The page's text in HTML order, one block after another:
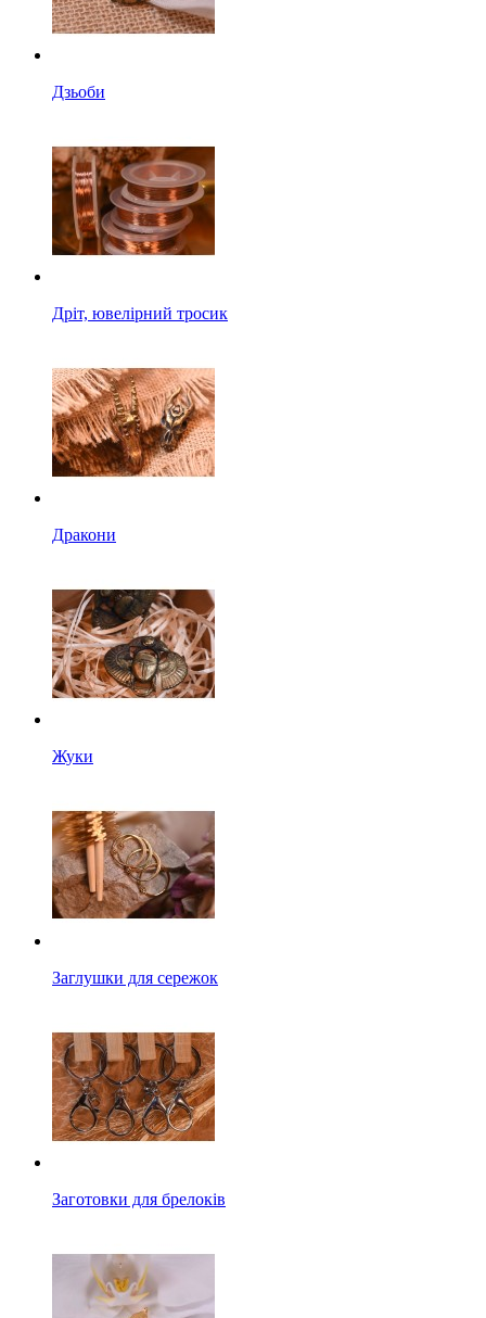
Дзьоби
Дріт, ювелірний тросик
Дракони
Жуки
Заглушки для сережок
Заготовки для брелоків